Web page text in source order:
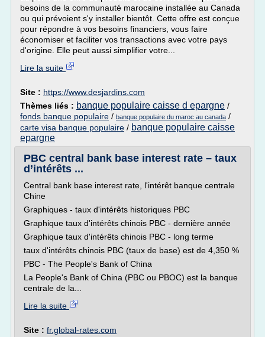
besoins de la communauté marocaine installée au Canada
ou qui prévoient s'y installer bientôt. Cette offre est conçue
pour répondre à vos besoins financiers, vous faire
économiser et faciliter vos transactions avec votre pays
d'origine. Elle peut aussi simplifier votre...
Lire la suite
Site : https://www.desjardins.com
Thèmes liés : banque populaire caisse d epargne /
fonds banque populaire / banque populaire du maroc au canada /
carte visa banque populaire / banque populaire caisse
epargne
PBC central bank base interest rate – taux
d’intérêts ...
Central bank base interest rate, l'intérêt banque centrale
Chine
Graphiques - taux d'intérêts historiques PBC
Graphique taux d'intérêts chinois PBC - dernière année
Graphique taux d'intérêts chinois PBC - long terme
taux d'intérêts chinois PBC (taux de base) est de 4,350 %
PBC - The People's Bank of China
La People's Bank of China (PBC ou PBOC) est la banque
centrale de la...
Lire la suite
Site : fr.global-rates.com